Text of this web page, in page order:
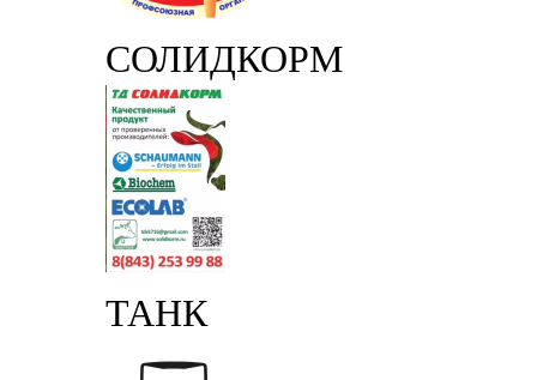
СОЛИДКОРМ
ТАНК